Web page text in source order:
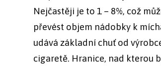
Nejčastěji je to 1 – 8%, což
převést objem nádobky k
udává základní chuť od
cigaretě. Hranice, nad kterou